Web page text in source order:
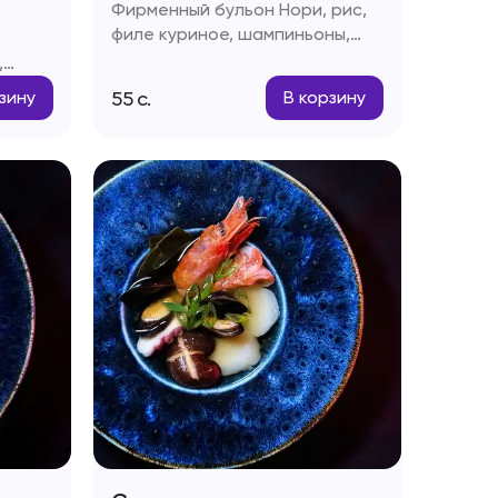
Фирменный бульон Нори, рис,
филе куриное, шампиньоны,
ям, кокосовое молоко, лайм,
соус Рыбный, чеснок,
55 с. В корзину